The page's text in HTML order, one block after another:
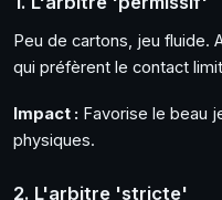
Peu de cartons, jeu fluide.
qui préfèrent le contact
Impact : Favorise le beau
physiques.
2. L'arbitre 'stricte'